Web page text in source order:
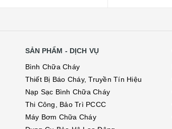
SẢN PHẨM - DỊCH VỤ
Bình Chữa Cháy
Thiết Bị Báo Cháy, Truyền Tín Hiệu
Nạp Sạc Bình Chữa Cháy
Thi Công, Bảo Trì PCCC
Máy Bơm Chữa Cháy